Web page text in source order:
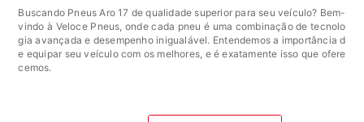
Buscando Pneus Aro 17 de qualidade superior para seu veículo? Bem-
vindo à Veloce Pneus, onde cada pneu é uma combinação de tecnolo
gia avançada e desempenho inigualável. Entendemos a importância d
e equipar seu veículo com os melhores, e é exatamente isso que ofere
cemos.